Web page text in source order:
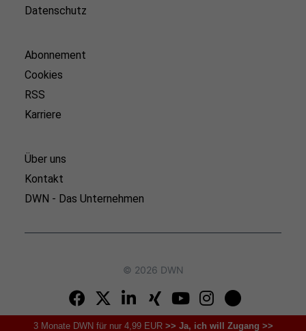
Datenschutz
Abonnement
Cookies
RSS
Karriere
Über uns
Kontakt
DWN - Das Unternehmen
© 2026 DWN
3 Monate DWN für nur 4,99 EUR>> Ja, ich will Zugang >>